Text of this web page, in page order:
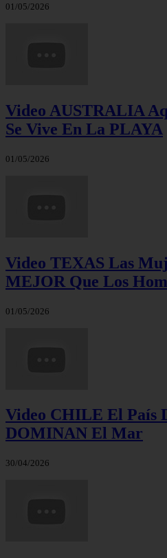
01/05/2026
Video AUSTRALIA
Se Vive En La PLAYA
01/05/2026
Video TEXAS Las
MEJOR Que Los
01/05/2026
Video CHILE El País
DOMINAN El Mar
30/04/2026